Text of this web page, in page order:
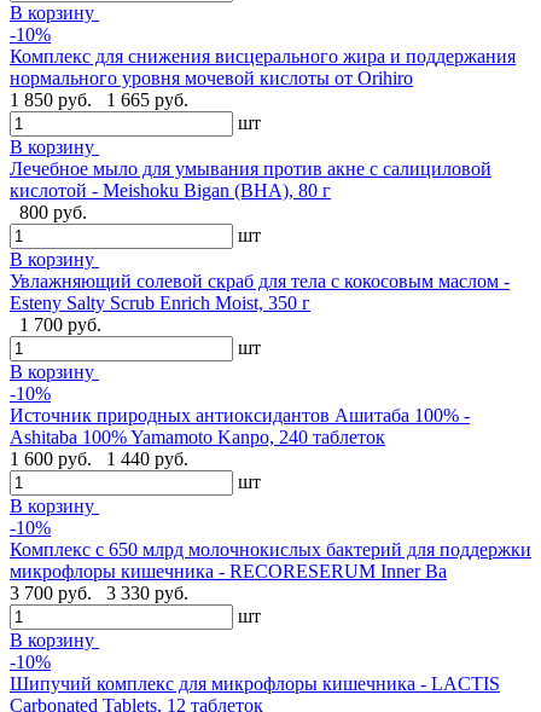
В корзину
-10%
Комплекс для снижения висцерального жира и поддержания
нормального уровня мочевой кислоты от Orihiro
1 850 руб.
1 665 руб.
шт
В корзину
Лечебное мыло для умывания против акне с салициловой
кислотой - Meishoku Bigan (BHA), 80 г
800 руб.
шт
В корзину
Увлажняющий солевой скраб для тела с кокосовым маслом -
Esteny Salty Scrub Enrich Moist, 350 г
1 700 руб.
шт
В корзину
-10%
Источник природных антиоксидантов Ашитаба 100% -
Ashitaba 100% Yamamoto Kanpo, 240 таблеток
1 600 руб.
1 440 руб.
шт
В корзину
-10%
Комплекс с 650 млрд молочнокислых бактерий для поддержки
микрофлоры кишечника - RECORESERUM Inner Ba
3 700 руб.
3 330 руб.
шт
В корзину
-10%
Шипучий комплекс для микрофлоры кишечника - LACTIS
Carbonated Tablets, 12 таблеток